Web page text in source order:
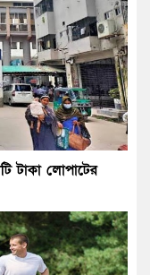
টাকা লোপাটের